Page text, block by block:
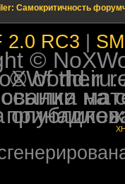
Самокритичность
2.0 RC3
©
© 2009-2026 NoXWorld.ru. All
При использовании
на форуме